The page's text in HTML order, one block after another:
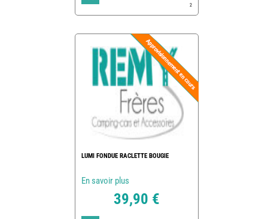
2
LUMI FONDUE RACLETTE BOUGIE
En savoir plus
39,90 €